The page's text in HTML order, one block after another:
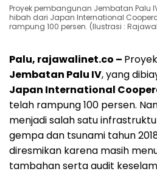
Proyek pembangunan Jembatan Palu
hibah dari Japan International
rampung 100 persen. (Ilustrasi :
Palu, rajawalinet.co –
Jembatan Palu IV, yang
Japan International
telah rampung 100 persen.
menjadi salah satu
gempa dan tsunami tahun
diresmikan karena masih
tambahan serta audit